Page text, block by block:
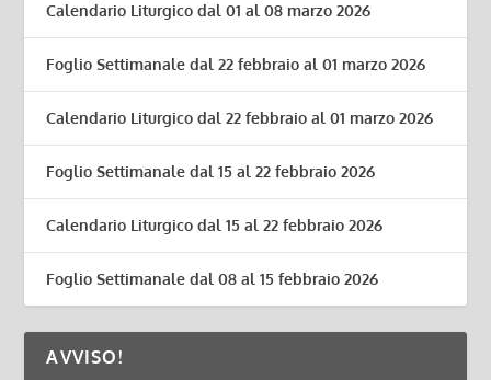
Calendario Liturgico dal 01 al 08 marzo 2026
Foglio Settimanale dal 22 febbraio al 01 marzo 2026
Calendario Liturgico dal 22 febbraio al 01 marzo 2026
Foglio Settimanale dal 15 al 22 febbraio 2026
Calendario Liturgico dal 15 al 22 febbraio 2026
Foglio Settimanale dal 08 al 15 febbraio 2026
AVVISO!